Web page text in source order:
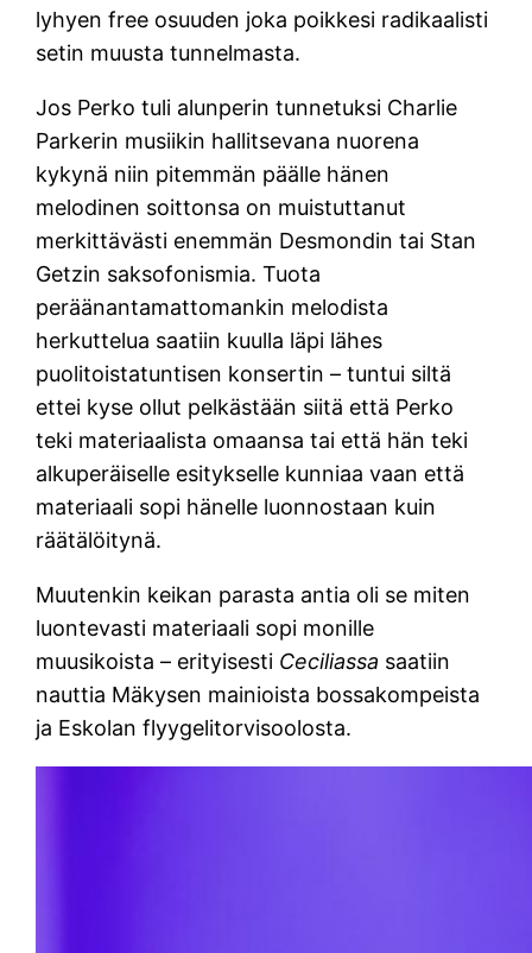
lyhyen free osuuden joka poikkesi radikaalisti
setin muusta tunnelmasta.
Jos Perko tuli alunperin tunnetuksi Charlie
Parkerin musiikin hallitsevana nuorena
kykynä niin pitemmän päälle hänen
melodinen soittonsa on muistuttanut
merkittävästi enemmän Desmondin tai Stan
Getzin saksofonismia. Tuota
peräänantamattomankin melodista
herkuttelua saatiin kuulla läpi lähes
puolitoistatuntisen konsertin – tuntui siltä
ettei kyse ollut pelkästään siitä että Perko
teki materiaalista omaansa tai että hän teki
alkuperäiselle esitykselle kunniaa vaan että
materiaali sopi hänelle luonnostaan kuin
räätälöitynä.
Muutenkin keikan parasta antia oli se miten
luontevasti materiaali sopi monille
muusikoista – erityisesti Ceciliassa saatiin
nauttia Mäkysen mainioista bossakompeista
ja Eskolan flyygelitorvisoolosta.